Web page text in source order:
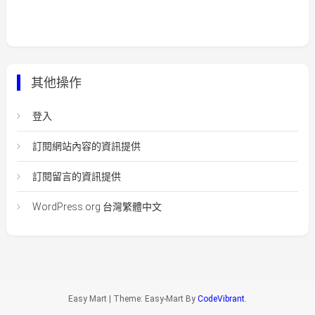
其他操作
登入
訂閱網站內容的資訊提供
訂閱留言的資訊提供
WordPress.org 台灣繁體中文
Easy Mart Theme: Easy-Mart By CodeVibrant.